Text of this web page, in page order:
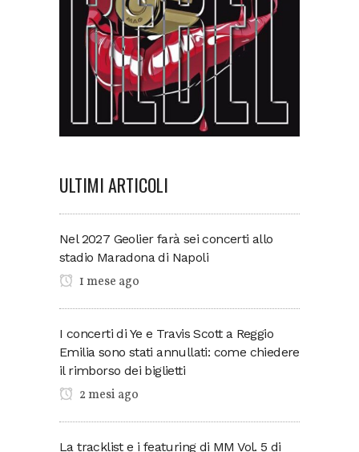
ULTIMI ARTICOLI
Nel 2027 Geolier farà sei concerti allo
stadio Maradona di Napoli
1 mese ago
I concerti di Ye e Travis Scott a Reggio
Emilia sono stati annullati: come chiedere
il rimborso dei biglietti
2 mesi ago
La tracklist e i featuring di MM Vol. 5 di